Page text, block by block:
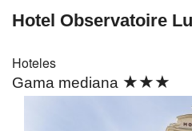
Hotel Observatoire
Hoteles
Gama mediana ★★★